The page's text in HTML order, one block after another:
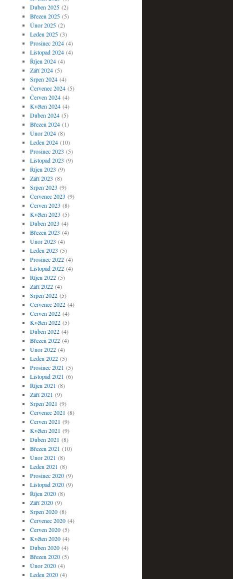
Duben 2025(2)
Březen 2025(5)
Únor 2025(2)
Leden 2025(3)
Prosinec 2024(4)
Listopad 2024(4)
Říjen 2024(4)
Září 2024(5)
Srpen 2024(4)
Červenec 2024(5)
Červen 2024(4)
Květen 2024(4)
Duben 2024(5)
Březen 2024(1)
Únor 2024(8)
Leden 2024(10)
Prosinec 2023 (5)
Listopad 2023 (9)
Říjen 2023 (9)
Září 2023 (8)
Srpen 2023 (9)
Červenec 2023 (9)
Červen 2023 (8)
Květen 2023 (5)
Duben 2023 (4)
Březen 2023 (4)
Únor 2023 (4)
Leden 2023 (5)
Prosinec 2022(4)
Listopad 2022(4)
Říjen 2022(5)
Září 2022(4)
Srpen 2022(5)
Červenec 2022(4)
Červen 2022(4)
Květen 2022(5)
Duben 2022(4)
Březen 2022(4)
Únor 2022(4)
Leden 2022(5)
Prosinec 2021 (5)
Listopad 2021 (6)
Říjen 2021 (8)
Září 2021 (9)
Srpen 2021 (9)
Červenec 2021 (8)
Červen 2021 (9)
Květen 2021 (9)
Duben 2021 (8)
Březen 2021 (10)
Únor 2021 (8)
Leden 2021 (8)
Prosinec 2020(9)
Listopad 2020(9)
Říjen 2020(8)
Září 2020(9)
Srpen 2020(8)
Červenec 2020(4)
Červen 2020(5)
Květen 2020(4)
Duben 2020(4)
Březen 2020(5)
Únor 2020(4)
Leden 2020(4)